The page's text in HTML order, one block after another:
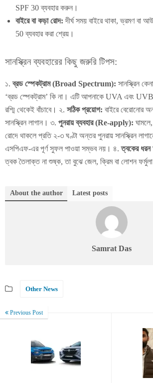
SPF 30 ব্যবহার করুন।
বাইরে বা কড়া রোদ: দীর্ঘ সময় বাইরে থাকা, ভ্রমণ বা
50 ব্যবহার করা শ্রেয়।
সানস্ক্রিন ব্যবহারের কিছু জরুরি টিপস:
১.ব্রড স্পেকট্রাম (Broad Spectrum): সানস্ক্রিন
‘ব্রড স্পেকট্রাম’ কি না। এটি আপনাকে UVA এবং
রশ্মি থেকেই বাঁচাবে। ২. সঠিক প্রয়োগ: বাইরে বেরোনোর
সানস্ক্রিন লাগান। ৩. পুনরায় ব্যবহার (Re-apply):
রোদে থাকলে প্রতি ২-৩ ঘণ্টা অন্তর পুনরায় সানস্ক্রিন
এসপিএফ-এর পূর্ণ সুফল পাওয়া সম্ভব নয়। ৪.ত্বকের ধরন
ত্বক তৈলাক্ত না শুষ্ক, তা বুঝে জেল, ক্রিম বা লোশন ফর্মুলা
About the author Latest posts
Samrat Das
Other News
Previous Post